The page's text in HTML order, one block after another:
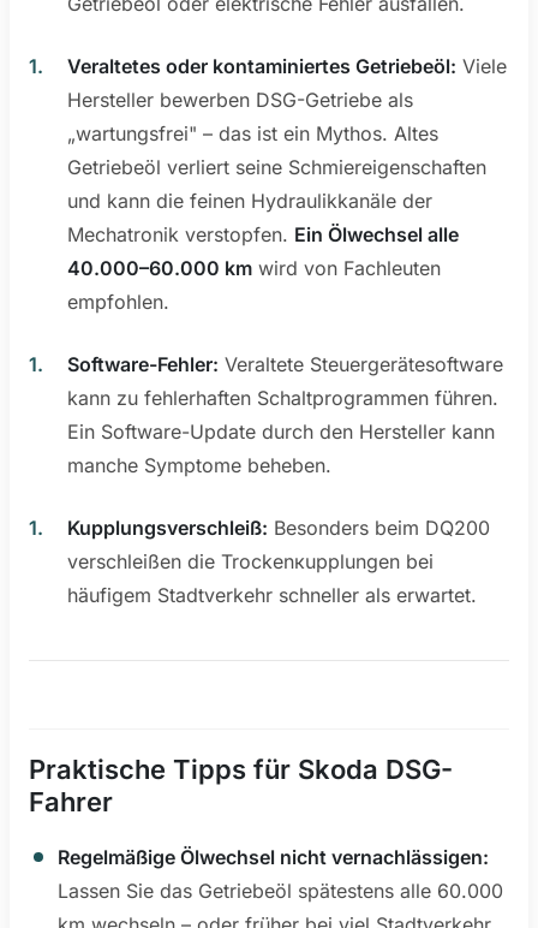
Veraltetes oder kontaminiertes Getriebeöl: Viele
Hersteller bewerben DSG-Getriebe als
„wartungsfrei" – das ist ein Mythos. Altes
Getriebeöl verliert seine Schmiereigenschaften
und kann die feinen Hydraulikkanäle der
Mechatronik verstopfen. Ein Ölwechsel alle
40.000–60.000 km wird von Fachleuten
empfohlen.
Software-Fehler: Veraltete Steuergerätesoftware
kann zu fehlerhaften Schaltprogrammen führen.
Ein Software-Update durch den Hersteller kann
manche Symptome beheben.
Kupplungsverschleiß: Besonders beim DQ200
verschleißen die Trockenкupplungen bei
häufigem Stadtverkehr schneller als erwartet.
Praktische Tipps für Skoda DSG-
Fahrer
Regelmäßige Ölwechsel nicht vernachlässigen:
Lassen Sie das Getriebeöl spätestens alle 60.000